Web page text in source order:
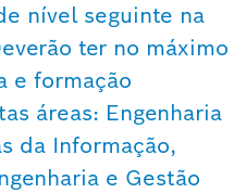
nível seguinte na
ter no máximo
e formação
áreas: Engenharia
da Informação,
e Gestão